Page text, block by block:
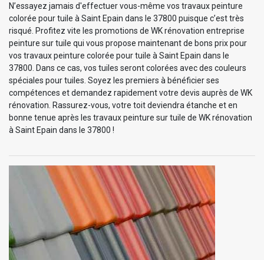
N’essayez jamais d'effectuer vous-même vos travaux peinture
colorée pour tuile à Saint Epain dans le 37800 puisque c’est très
risqué. Profitez vite les promotions de WK rénovation entreprise
peinture sur tuile qui vous propose maintenant de bons prix pour
vos travaux peinture colorée pour tuile à Saint Epain dans le
37800. Dans ce cas, vos tuiles seront colorées avec des couleurs
spéciales pour tuiles. Soyez les premiers à bénéficier ses
compétences et demandez rapidement votre devis auprès de WK
rénovation. Rassurez-vous, votre toit deviendra étanche et en
bonne tenue après les travaux peinture sur tuile de WK rénovation
à Saint Epain dans le 37800 !